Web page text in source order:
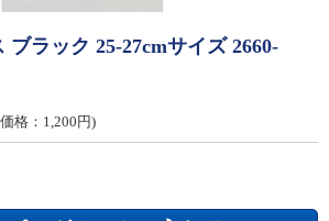
ブラック 25-27cmサイズ 2660-
格：1,200円)